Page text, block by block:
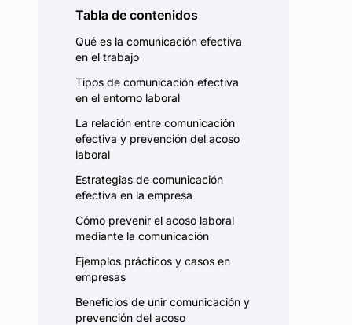
Tabla de contenidos
Qué es la comunicación efectiva
en el trabajo
Tipos de comunicación efectiva
en el entorno laboral
La relación entre comunicación
efectiva y prevención del acoso
laboral
Estrategias de comunicación
efectiva en la empresa
Cómo prevenir el acoso laboral
mediante la comunicación
Ejemplos prácticos y casos en
empresas
Beneficios de unir comunicación y
prevención del acoso